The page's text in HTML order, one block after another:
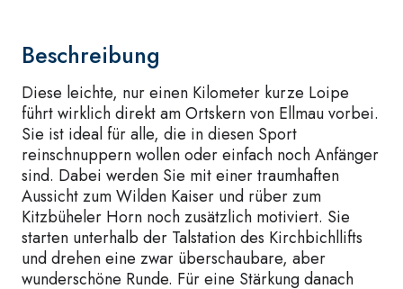
Beschreibung
Diese leichte, nur einen Kilometer kurze Loipe
führt wirklich direkt am Ortskern von Ellmau vorbei.
Sie ist ideal für alle, die in diesen Sport
reinschnuppern wollen oder einfach noch Anfänger
sind. Dabei werden Sie mit einer traumhaften
Aussicht zum Wilden Kaiser und rüber zum
Kitzbüheler Horn noch zusätzlich motiviert. Sie
starten unterhalb der Talstation des Kirchbichllifts
und drehen eine zwar überschaubare, aber
wunderschöne Runde. Für eine Stärkung danach